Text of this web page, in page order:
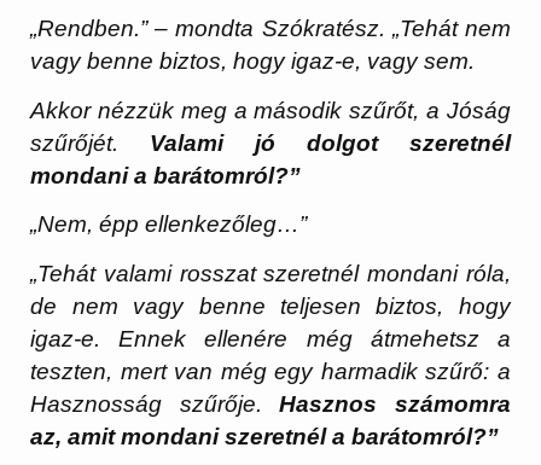
„Rendben.” – mondta Szókratész. „Tehát nem
vagy benne biztos, hogy igaz-e, vagy sem.
Akkor nézzük meg a második szűrőt, a Jóság
szűrőjét. Valami jó dolgot szeretnél
mondani a barátomról?”
„Nem, épp ellenkezőleg…”
„Tehát valami rosszat szeretnél mondani róla,
de nem vagy benne teljesen biztos, hogy
igaz-e. Ennek ellenére még átmehetsz a
teszten, mert van még egy harmadik szűrő: a
Hasznosság szűrője.Hasznos számomra
az, amit mondani szeretnél a barátomról?”